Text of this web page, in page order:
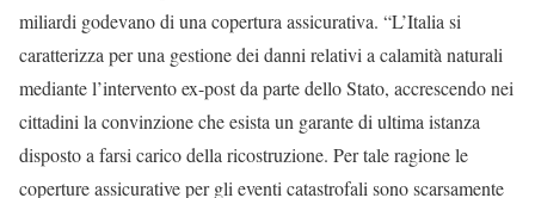
miliardi godevano di una copertura assicurativa. “L’Italia si
caratterizza per una gestione dei danni relativi a calamità naturali
mediante l’intervento ex-post da parte dello Stato, accrescendo nei
cittadini la convinzione che esista un garante di ultima istanza
disposto a farsi carico della ricostruzione. Per tale ragione le
coperture assicurative per gli eventi catastrofali sono scarsamente